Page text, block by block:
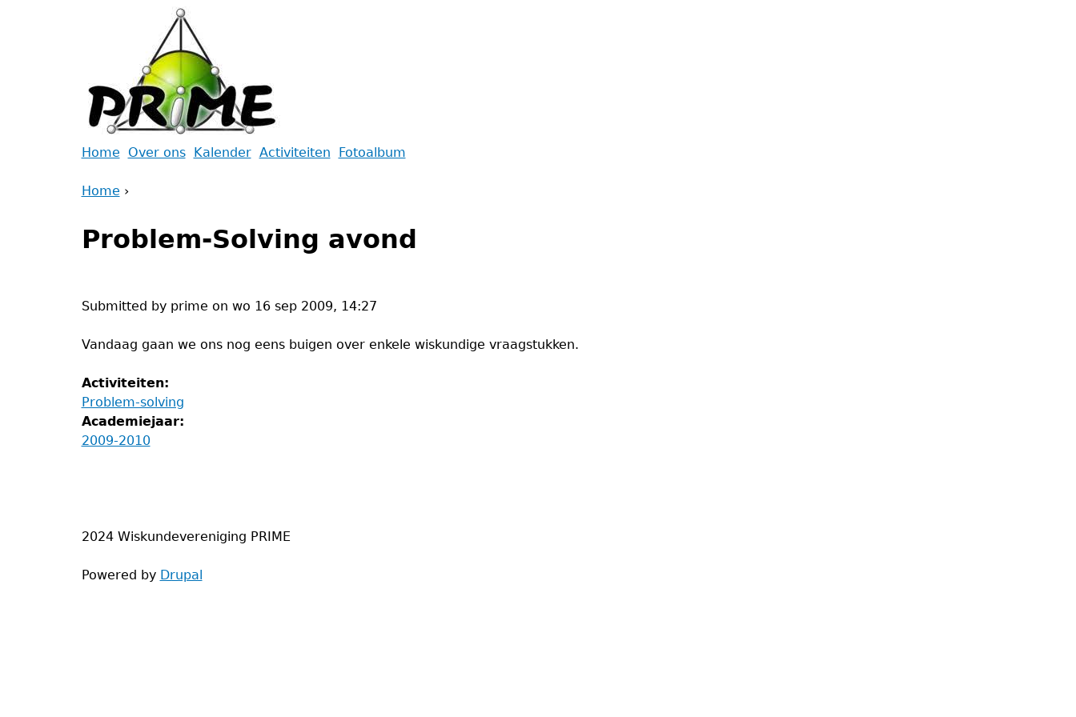
are
Home ›
to
top
Problem-Solving avond
Submitted by prime on wo 16 sep 2009, 14:27
Vandaag gaan we ons nog eens buigen over enkele wiskundige vraagstukken.
Activiteiten:
Problem-solving
Academiejaar:
2009-2010
Back
top
Home Over ons Kalender Activiteiten Fotoalbum
2024 Wiskundevereniging PRIME
Powered by Drupal